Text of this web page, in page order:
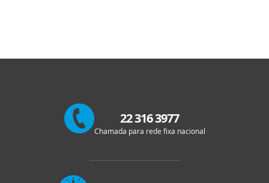
22 316 3977
Chamada para rede fixa nacional